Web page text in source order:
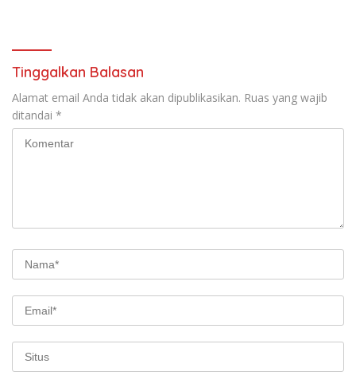
Tinggalkan Balasan
Alamat email Anda tidak akan dipublikasikan. Ruas yang wajib
ditandai *